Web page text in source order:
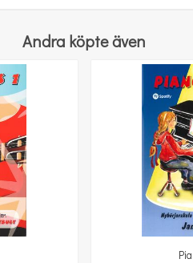
Andra köpte även